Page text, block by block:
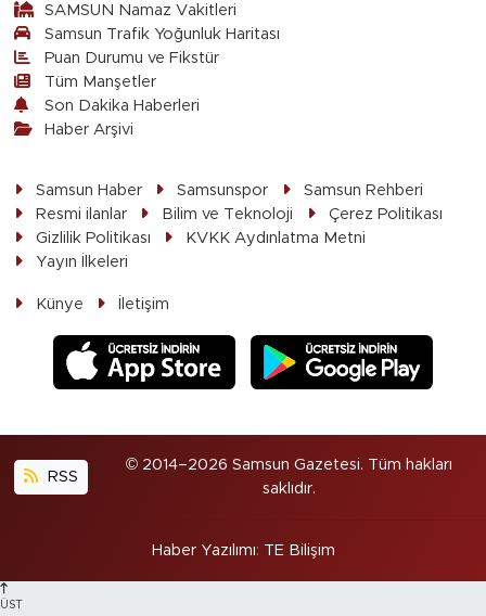
SAMSUN Namaz Vakitleri
Samsun Trafik Yoğunluk Haritası
Puan Durumu ve Fikstür
Tüm Manşetler
Son Dakika Haberleri
Haber Arşivi
Samsun Haber Samsunspor
Samsun Rehberi
Resmi ilanlar
Bilim ve Teknoloji
Çerez Politikası
Gizlilik Politikası
KVKK Aydınlatma Metni
Yayın İlkeleri
Künye İletişim
RSS
© 2014–2026 Samsun Gazetesi. Tüm hakları
saklıdır.
Haber Yazılımı: TE Bilişim
ÜST